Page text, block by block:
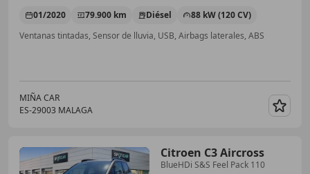
01/2020 79.900 km Diésel
88 kW (120 CV)
Ventanas tintadas, Sensor de lluvia, USB, Airbags laterales, ABS
MIÑA CAR
ES-29003 MALAGA
Citroen C3 Aircross
BlueHDi S&S Feel Pack 110